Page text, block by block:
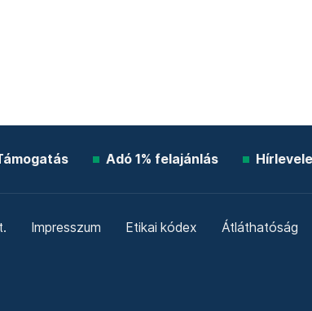
Adó 1% felajánlás
Impresszum Etikai kódex Átláthatóság